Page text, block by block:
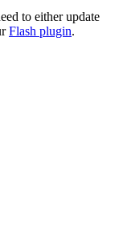
to either update
Flash plugin.